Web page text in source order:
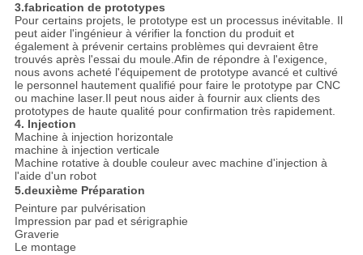
3.fabrication de prototypes
Pour certains projets, le prototype est un processus inévitable. Il
peut aider l'ingénieur à vérifier la fonction du produit et
également à prévenir certains problèmes qui devraient être
trouvés après l'essai du moule.Afin de répondre à l'exigence,
nous avons acheté l'équipement de prototype avancé et cultivé
le personnel hautement qualifié pour faire le prototype par CNC
ou machine laser.Il peut nous aider à fournir aux clients des
prototypes de haute qualité pour confirmation très rapidement.
4. Injection
Machine à injection horizontale
machine à injection verticale
Machine rotative à double couleur avec machine d'injection à
l'aide d'un robot
5.deuxième Préparation
Peinture par pulvérisation
Impression par pad et sérigraphie
Graverie
Le montage